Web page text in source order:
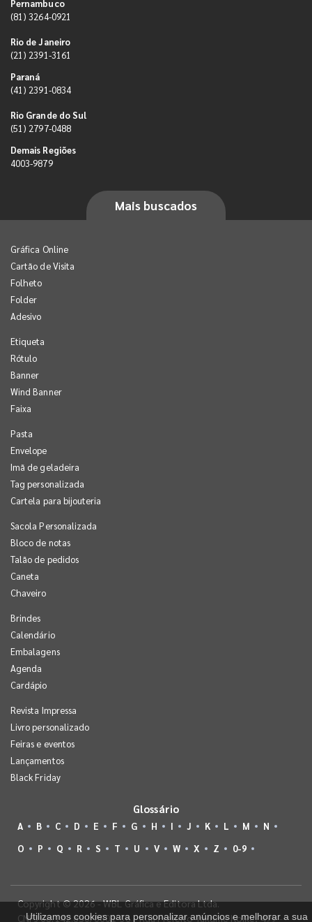
Pernambuco
(81) 3264-0921
Rio de Janeiro
(21) 2391-3161
Paraná
(41) 2391-0834
Rio Grande do Sul
(51) 2797-0488
Demais Regiões
4003-9879
Mais buscados
Gráfica Online
Cartão de Visita
Folheto
Folder
Adesivo
Etiqueta
Rótulo
Banner
Wind Banner
Faixa
Pasta
Envelope
Imã de geladeira
Tag personalizada
Cartela para bijouteria
Sacola Personalizada
Bloco de notas
Talão de pedidos
Caneta
Chaveiro
Brindes
Calendário
Embalagens
Agenda
Cardápio
Revista Impressa
Livro personalizado
Feiras e eventos
Lançamentos
Black Friday
Glossário
A B C D E F G H I J K L M
N
O
P Q R S T U V W X Z 0-9
Copyright © 2026 - WBL Gráfica e Editora Ltda.
CNPJ 08.142.850/0001-36 - Rua Prefeito Takume Koike, 499 -
Utilizamos cookies para personalizar anúncios e melhorar a sua